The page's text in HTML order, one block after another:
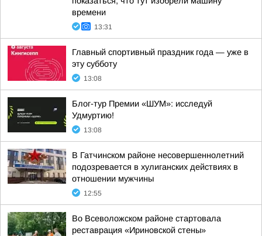
времени
13:31
Главный спортивный праздник года — уже в
эту субботу
13:08
Блог-тур Премии «ШУМ»: исследуй
Удмуртию!
13:08
В Гатчинском районе несовершеннолетний
подозревается в хулиганских действиях в
отношении мужчины
12:55
Во Всеволожском районе стартовала
реставрация «Ириновской стены»